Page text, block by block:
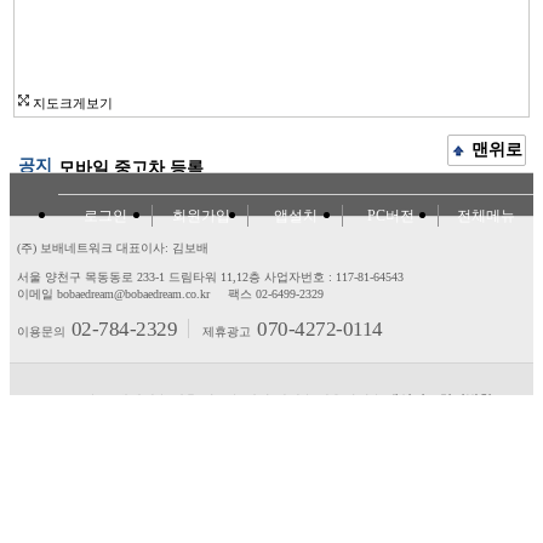
지도크게보기
공지 모바일 중고차 등록
맨위로
로그인 회원가입 앱설치 PC버전 전체메뉴
(주) 보배네트워크 대표이사: 김보배
서울 양천구 목동동로 233-1 드림타워 11,12층 사업자번호 : 117-81-64543
이메일 bobaedream@bobaedream.co.kr
팩스 02-6499-2329
이용문의 02-784-2329 제휴광고 070-4272-0114